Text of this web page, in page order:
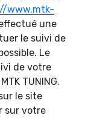
www.mtk-
une
le suivi de
Le
de votre
TUNING.
le site
sur votre